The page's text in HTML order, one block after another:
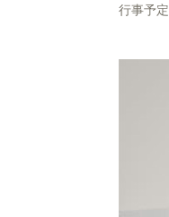
行事予定